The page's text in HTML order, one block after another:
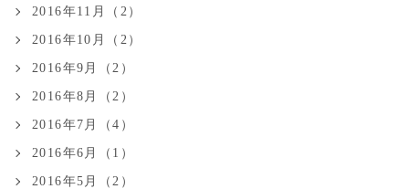
2016年11月（2）
2016年10月（2）
2016年9月（2）
2016年8月（2）
2016年7月（4）
2016年6月（1）
2016年5月（2）